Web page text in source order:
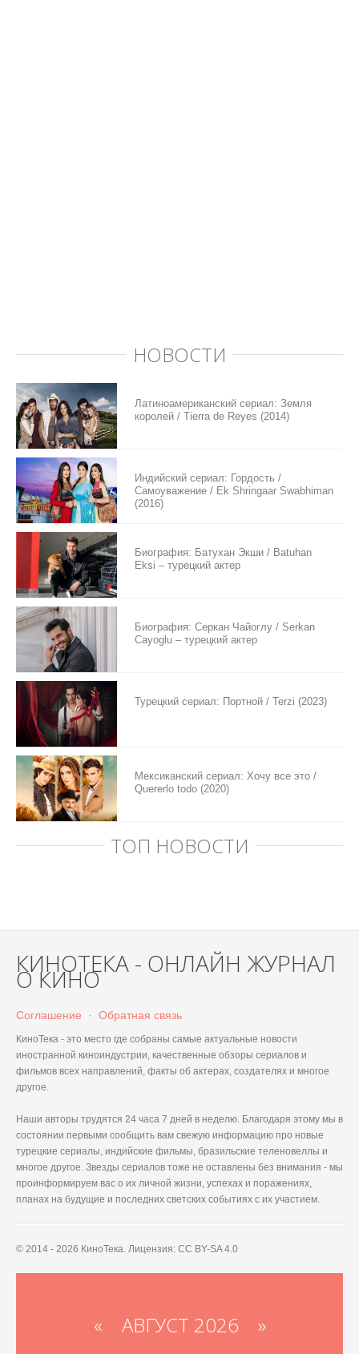
НОВОСТИ
Латиноамериканский сериал: Земля
королей / Tierra de Reyes (2014)
Индийский сериал: Гордость /
Самоуважение / Ek Shringaar Swabhiman
(2016)
Биография: Батухан Экши / Batuhan
Eksi – турецкий актер
Биография: Серкан Чайоглу / Serkan
Cayoglu – турецкий актер
Турецкий сериал: Портной / Terzi (2023)
Мексиканский сериал: Хочу все это /
Quererlo todo (2020)
ТОП НОВОСТИ
КИНОТЕКА - ОНЛАЙН ЖУРНАЛ
О КИНО
Соглашение · Обратная связь
КиноТека - это место где собраны самые актуальные новости
иностранной киноиндустрии, качественные обзоры сериалов и
фильмов всех направлений, факты об актерах, создателях и многое
другое.
Наши авторы трудятся 24 часа 7 дней в неделю. Благодаря этому мы в
состоянии первыми сообщить вам свежую информацию про новые
турецкие сериалы, индийские фильмы, бразильские теленовеллы и
многое другое. Звезды сериалов тоже не оставлены без внимания - мы
проинформируем вас о их личной жизни, успехах и поражениях,
планах на будущие и последних светских событиях с их участием.
© 2014 - 2026 КиноТека. Лицензия: CC BY-SA 4.0
« АВГУСТ 2026 »